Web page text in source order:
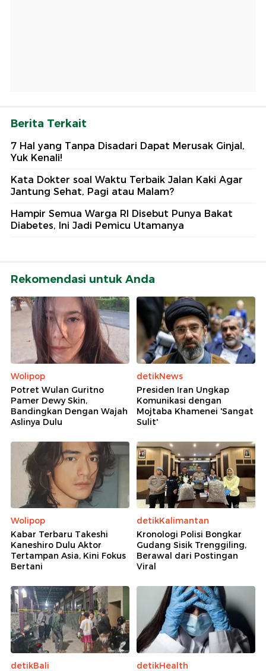
Berita Terkait
7 Hal yang Tanpa Disadari Dapat Merusak Ginjal,
Yuk Kenali!
Kata Dokter soal Waktu Terbaik Jalan Kaki Agar
Jantung Sehat, Pagi atau Malam?
Hampir Semua Warga RI Disebut Punya Bakat
Diabetes, Ini Jadi Pemicu Utamanya
Rekomendasi untuk Anda
Wolipop
Potret Wulan Guritno
Pamer Dewy Skin,
Bandingkan Dengan Wajah
Aslinya Dulu
detikNews
Presiden Iran Ungkap
Komunikasi dengan
Mojtaba Khamenei 'Sangat
Sulit'
Wolipop
Kabar Terbaru Takeshi
Kaneshiro Dulu Aktor
Tertampan Asia, Kini Fokus
Bertani
detikKalimantan
Kronologi Polisi Bongkar
Gudang Sisik Trenggiling,
Berawal dari Postingan
Viral
detikBali detikHealth